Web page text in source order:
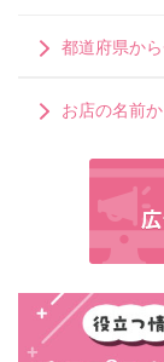
都道府県か
お店の名前